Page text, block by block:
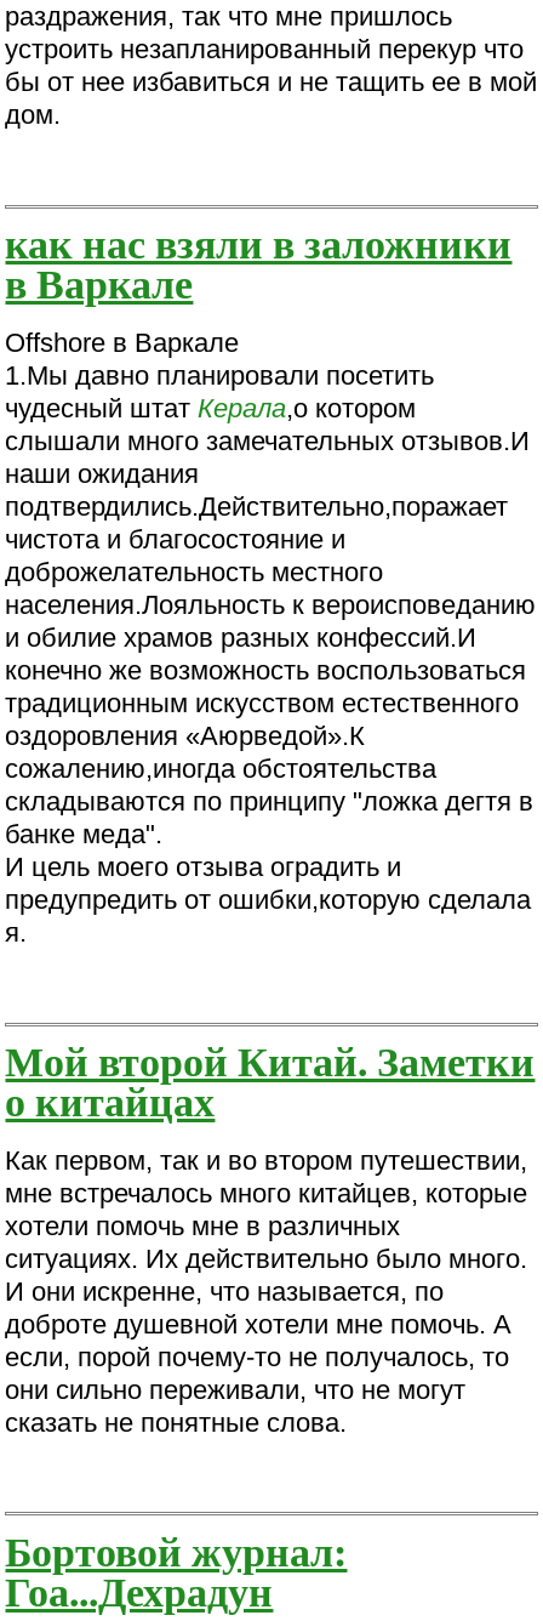
раздражения, так что мне пришлось
устроить незапланированный перекур что
бы от нее избавиться и не тащить ее в мой
дом.
как нас взяли в заложники
в Варкале
Offshore в Варкале
1.Мы давно планировали посетить
чудесный штат Керала,о котором
слышали много замечательных отзывов.И
наши ожидания
подтвердились.Действительно,поражает
чистота и благосостояние и
доброжелательность местного
населения.Лояльность к вероисповеданию
и обилие храмов разных конфессий.И
конечно же возможность воспользоваться
традиционным искусством естественного
оздоровления «Аюрведой».К
сожалению,иногда обстоятельства
складываются по принципу "ложка дегтя в
банке меда".
И цель моего отзыва оградить и
предупредить от ошибки,которую сделала
я.
Мой второй Китай. Заметки
о китайцах
Как первом, так и во втором путешествии,
мне встречалось много китайцев, которые
хотели помочь мне в различных
ситуациях. Их действительно было много.
И они искренне, что называется, по
доброте душевной хотели мне помочь. А
если, порой почему-то не получалось, то
они сильно переживали, что не могут
сказать не понятные слова.
Бортовой журнал:
Гоа...Дехрадун